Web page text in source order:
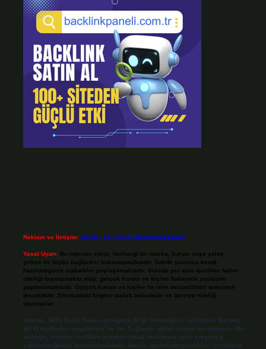
Reklam ve İletişim: Skype: live:.cid.575569c608265c69
Yasal Uyarı: Bu internet sitesi, herhangi bir marka, kurum veya şahıs
şirketi ile hiçbir bağlantısı bulunmamaktadır. Sitede yalnızca kendi
hazırladığımız makaleler paylaşılmaktadır. Burada yer alan içerikler haber
niteliği taşımamakta olup, gerçek kurum ve kişiler hakkında paylaşım
yapılmamaktadır. Gerçek kurum ve kişiler ile isim benzerlikleri tamamen
tesadüfidir. Sitemizdeki bilgiler taslak halindedir ve tavsiye niteliği
taşımazlar.
Sitemiz, 5651 Sayılı Kanun gereğince Bilgi Teknolojileri ve İletişim Kurumu
(BTK) tarafından onaylanmış bir Yer Sağlayıcı olarak hizmet vermektedir. Bu
nedenle, sitedeki içerikleri proaktif olarak denetleme veya araştırma
yükümlülüğümüz bulunmamaktadır. Ancak, üyelerimiz yazdıkları içeriklerin